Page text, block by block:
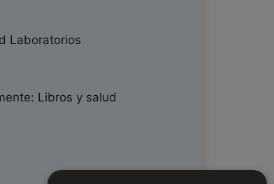
Laboratorios
Libros y salud